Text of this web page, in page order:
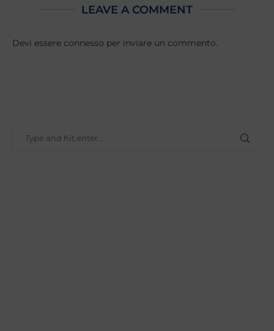
LEAVE A COMMENT
Devi essere connesso per inviare un commento.